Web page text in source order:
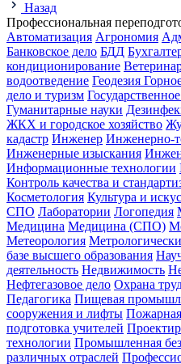
Назад
Профессиональная
Автоматизация Агрономия
Банковское дело БДД
кондиционирование
водоотведение Геодезия
дело и туризм
Гуманитарные науки
ЖКХ и городское хозяйство
кадастр Инженер Инженерно-
Инженерные изыскания
Информационные технологии
Контроль качества и
Косметология Культура и
СПО Лаборатории Логопедия
Медицина Медицина (СПО)
Метеорология
базе высшего образования
деятельность Недвижимость
Нефтегазовое дело Охрана
Педагогика Пищевая
сооружения и лифты Пожарная
подготовка учителей
технологии Промышленная
различных отраслей